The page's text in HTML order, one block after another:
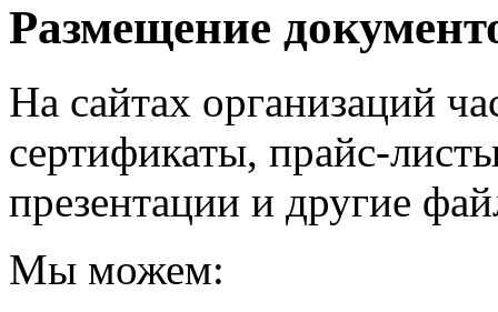
Размещение
На сайтах организаций
сертификаты, прайс-
презентации и другие
Мы можем: